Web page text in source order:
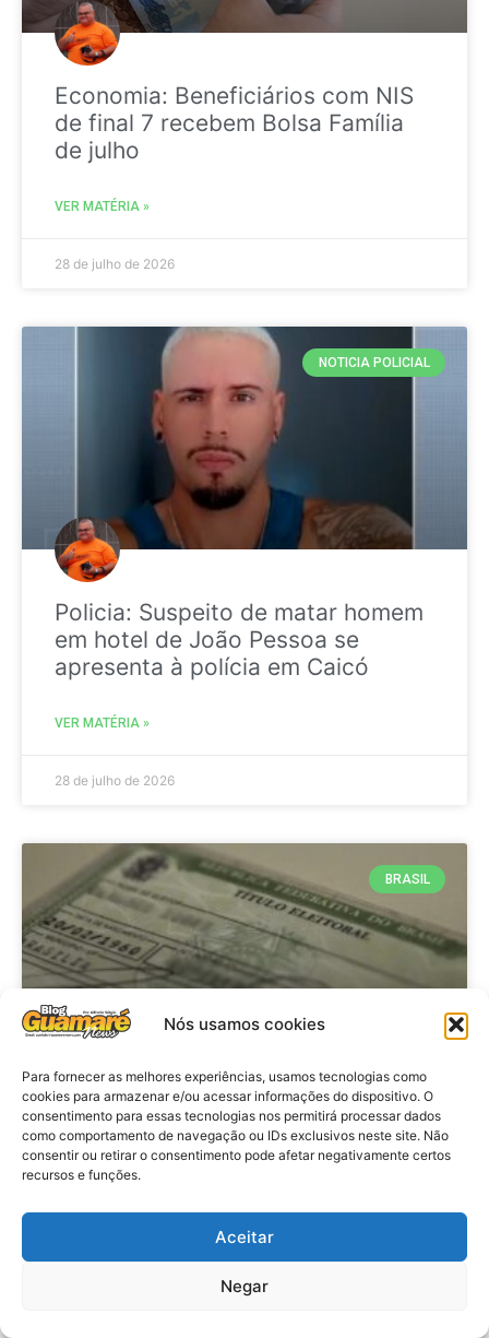
Nós usamos cookies
Para fornecer as melhores experiências, usamos tecnologias como
cookies para armazenar e/ou acessar informações do dispositivo. O
consentimento para essas tecnologias nos permitirá processar dados
como comportamento de navegação ou IDs exclusivos neste site. Não
consentir ou retirar o consentimento pode afetar negativamente certos
recursos e funções.
Aceitar
Negar
Economia: Beneficiários com NIS
de final 7 recebem Bolsa Família
de julho
VER MATÉRIA »
28 de julho de 2026
NOTICIA POLICIAL
Policia: Suspeito de matar homem
em hotel de João Pessoa se
apresenta à polícia em Caicó
VER MATÉRIA »
28 de julho de 2026
BRASIL
Brasil: Policia Federal investiga
753 casos de crimes eleitorais
antes das eleições